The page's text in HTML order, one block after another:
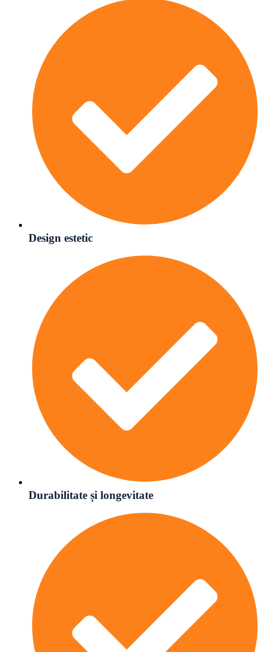
Design estetic
Durabilitate și longevitate